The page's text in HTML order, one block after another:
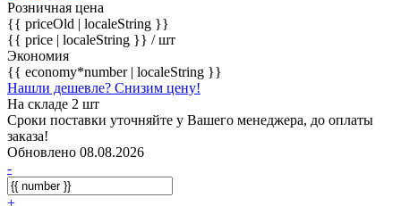
Розничная цена
{{ priceOld | localeString }}
{{ price | localeString }} / шт
Экономия
{{ economy*number | localeString }}
Нашли дешевле? Снизим цену!
На складе 2 шт
Сроки поставки уточняйте у Вашего менеджера, до оплаты
заказа!
Обновлено 08.08.2026
-
+